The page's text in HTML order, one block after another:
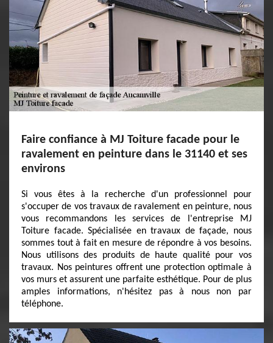
Faire confiance à MJ Toiture facade pour le
ravalement en peinture dans le 31140 et ses
environs
Si vous êtes à la recherche d'un professionnel pour
s'occuper de vos travaux de ravalement en peinture, nous
vous recommandons les services de l'entreprise MJ
Toiture facade. Spécialisée en travaux de façade, nous
sommes tout à fait en mesure de répondre à vos besoins.
Nous utilisons des produits de haute qualité pour vos
travaux. Nos peintures offrent une protection optimale à
vos murs et assurent une parfaite esthétique. Pour de plus
amples informations, n'hésitez pas à nous non par
téléphone.